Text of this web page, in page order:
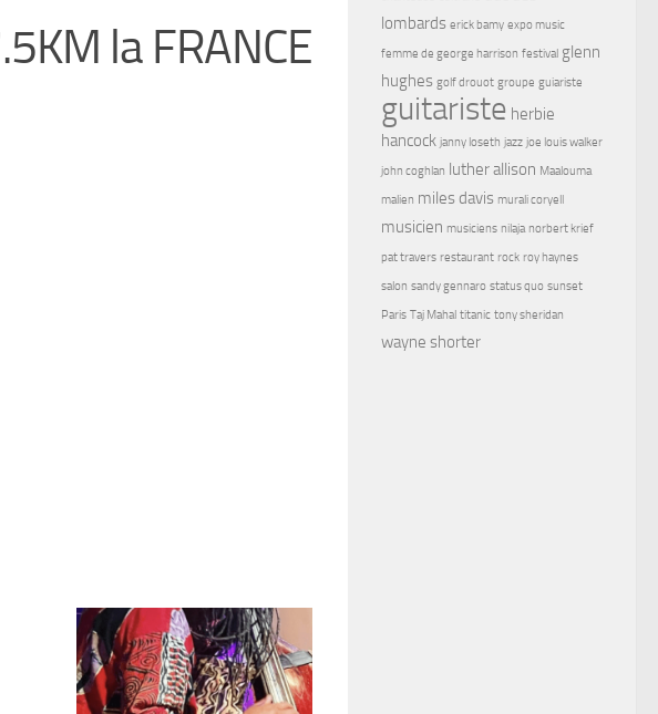
la FRANCE
lombards erick bamy expo music
femme de george harrison festival glenn
hughes golf drouot groupe guiariste
guitariste herbie
hancock janny loseth jazz joe louis walker
john coghlan luther allison Maalouma
malien miles davis murali coryell
musicien musiciens nilaja norbert krief
pat travers restaurant rock roy haynes
salon sandy gennaro status quo sunset
Paris Taj Mahal titanic tony sheridan
wayne shorter